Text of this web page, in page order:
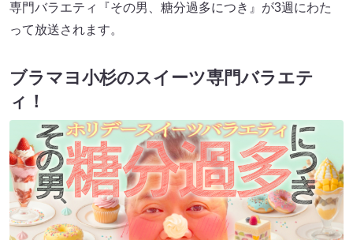
専門バラエティ『その男、糖分過多につき』が3週にわた
って放送されます。
ブラマヨ小杉のスイーツ専門バラエテ
ィ！